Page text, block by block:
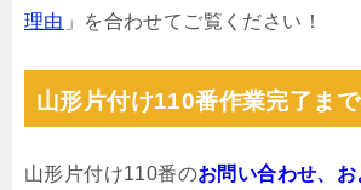
理由 」を合わせてご覧ください！
山形片付け110番作業完了ま
山形片付け110番のお問い合わせ、